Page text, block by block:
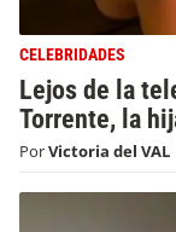
CELEBRIDADES
Lejos de la
Torrente, la
PorVictoria del VAL